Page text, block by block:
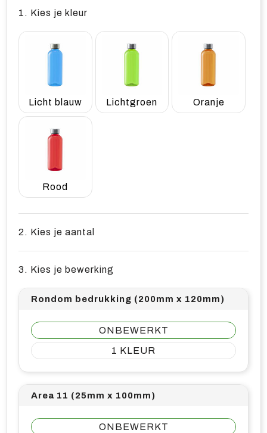
1. Kies je kleur
Licht blauw Lichtgroen Oranje
Rood
2. Kies je aantal
3. Kies je bewerking
Rondom bedrukking (200mm x 120mm)
ONBEWERKT
1
Area 11 (25mm x 100mm)
ONBEWERKT